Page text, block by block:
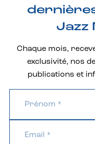
Jazz
Chaque mois,
exclusivité, nos
publications et